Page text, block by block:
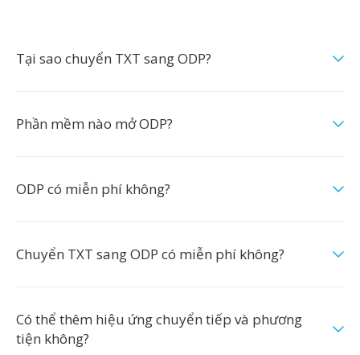
Tại sao chuyển TXT sang ODP?
Phần mềm nào mở ODP?
ODP có miễn phí không?
Chuyển TXT sang ODP có miễn phí không?
Có thể thêm hiệu ứng chuyển tiếp và phương
tiện không?